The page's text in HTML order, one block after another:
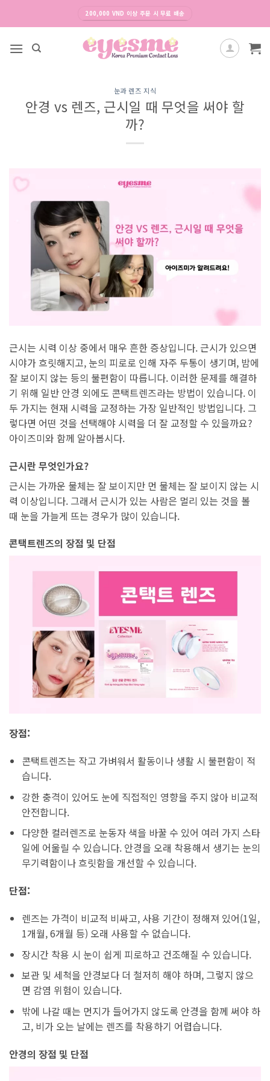
200,000 VND 이상 주문 시 무료 배송
눈과 렌즈 지식
안경 vs 렌즈, 근시일 때 무엇을 써야 할
까?
근시는 시력 이상 중에서 매우 흔한 증상입니다. 근시가 있으면
시야가 흐릿해지고, 눈의 피로로 인해 자주 두통이 생기며, 밤에
잘 보이지 않는 등의 불편함이 따릅니다. 이러한 문제를 해결하
기 위해 일반 안경 외에도 콘택트렌즈라는 방법이 있습니다. 이
두 가지는 현재 시력을 교정하는 가장 일반적인 방법입니다. 그
렇다면 어떤 것을 선택해야 시력을 더 잘 교정할 수 있을까요?
아이즈미와 함께 알아봅시다.
근시란 무엇인가요?
근시는 가까운 물체는 잘 보이지만 먼 물체는 잘 보이지 않는 시
력 이상입니다. 그래서 근시가 있는 사람은 멀리 있는 것을 볼
때 눈을 가늘게 뜨는 경우가 많이 있습니다.
콘택트렌즈의 장점 및 단점
장점:
콘택트렌즈는 작고 가벼워서 활동이나 생활 시 불편함이 적
습니다.
강한 충격이 있어도 눈에 직접적인 영향을 주지 않아 비교적
안전합니다.
다양한 컬러렌즈로 눈동자 색을 바꿀 수 있어 여러 가지 스타
일에 어울릴 수 있습니다. 안경을 오래 착용해서 생기는 눈의
무기력함이나 흐릿함을 개선할 수 있습니다.
단점:
렌즈는 가격이 비교적 비싸고, 사용 기간이 정해져 있어(1일,
1개월, 6개월 등) 오래 사용할 수 없습니다.
장시간 착용 시 눈이 쉽게 피로하고 건조해질 수 있습니다.
보관 및 세척을 안경보다 더 철저히 해야 하며, 그렇지 않으
면 감염 위험이 있습니다.
밖에 나갈 때는 먼지가 들어가지 않도록 안경을 함께 써야 하
고, 비가 오는 날에는 렌즈를 착용하기 어렵습니다.
안경의 장점 및 단점